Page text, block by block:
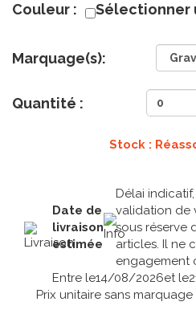
Couleur : Sélectionner
Marquage(s):
Quantité :
Stock :
Date de
livraison
estimée
Délai
validation de
sous réserve
articles. Il ne
engagement
Entre le14/08/2026et le
Prix unitaire sans marquage